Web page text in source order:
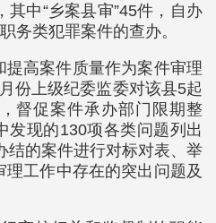
中“乡案县审”45件，自办
务类犯罪案件的查办。
提高案件质量作为案件审理
份上级纪委监委对该县5起
督促案件承办部门限期整
发现的130项各类问题列出
结的案件进行对标对表、举
工作中存在的突出问题及